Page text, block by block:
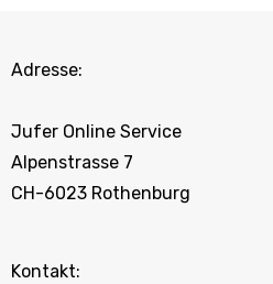
Adresse:
Jufer Online Service
Alpenstrasse 7
CH-6023 Rothenburg
Kontakt: